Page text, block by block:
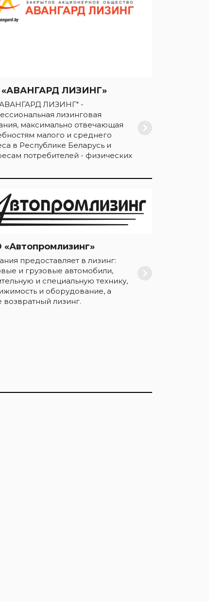
ЛИЗИНГ»
ЛИЗИНГ" -
лизинговая
максимально отвечающая
малого и среднего
в Республике Беларусь и
потребителей - физических
предоставляет в лизинг:
и грузовые автомобили,
и специальную технику,
и оборудование, а
возвратный лизинг.